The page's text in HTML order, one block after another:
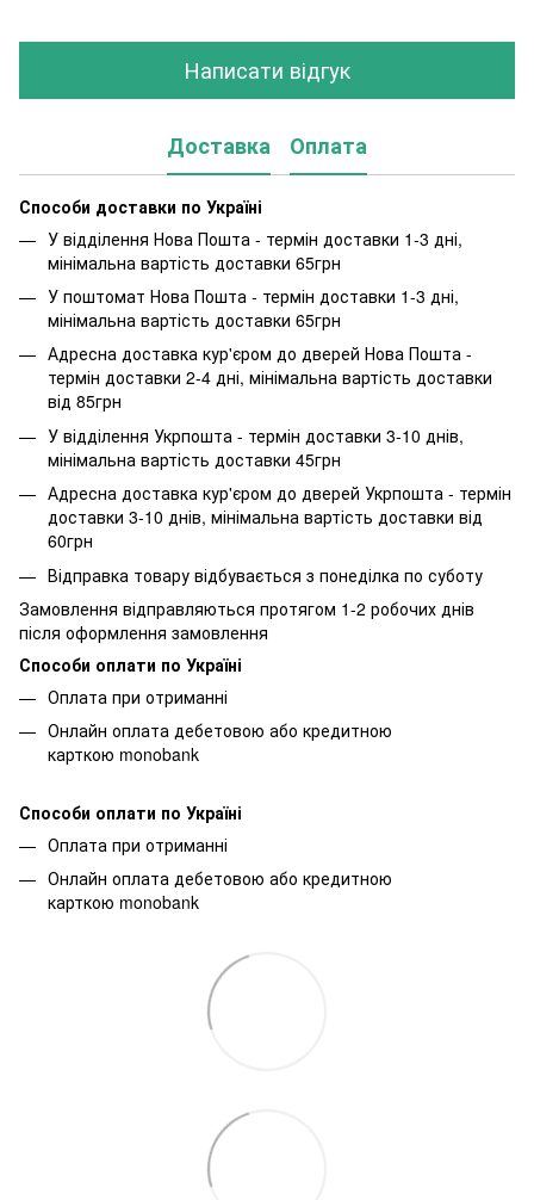
Написати відгук
Доставка Оплата
Способи доставки по Україні
У відділення Нова Пошта - термін доставки 1-3 дні,
мінімальна вартість доставки 65грн
У поштомат Нова Пошта - термін доставки 1-3 дні,
мінімальна вартість доставки 65грн
Адресна доставка кур'єром до дверей Нова Пошта -
термін доставки 2-4 дні, мінімальна вартість доставки
від 85грн
У відділення Укрпошта - термін доставки 3-10 днів,
мінімальна вартість доставки 45грн
Адресна доставка кур'єром до дверей Укрпошта - термін
доставки 3-10 днів, мінімальна вартість доставки від
60грн
Відправка товару відбувається з понеділка по суботу
Замовлення відправляються протягом 1-2 робочих днів
після оформлення замовлення
Способи оплати по Україні
Оплата при отриманні
Онлайн оплата дебетовою або кредитною
карткою monobank
Способи оплати по Україні
Оплата при отриманні
Онлайн оплата дебетовою або кредитною
карткою monobank